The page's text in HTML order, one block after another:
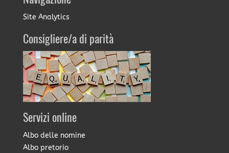
Site Analytics
Consigliere/a di parità
Servizi online
Albo delle nomine
Albo pretorio